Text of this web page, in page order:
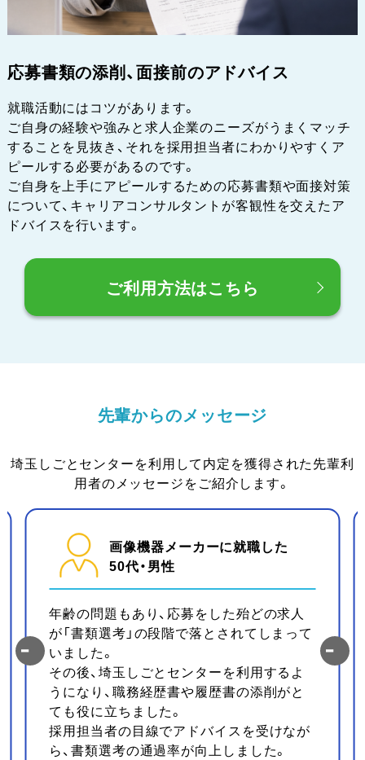
応募書類の添削、面接前のアドバイス
就職活動にはコツがあります。
ご自身の経験や強みと求人企業のニーズがうまくマッチ
することを見抜き、それを採用担当者にわかりやすくア
ピールする必要があるのです。
ご自身を上手にアピールするための応募書類や面接対策
について、キャリアコンサルタントが客観性を交えたア
ドバイスを行います。
ご利用方法はこちら
先輩からのメッセージ
埼玉しごとセンターを利用して内定を獲得された先輩利
用者のメッセージをご紹介します。
画像機器メーカーに就職した
50代・男性
年齢の問題もあり、応募をした殆どの求人
が「書類選考」の段階で落とされてしまって
いました。
その後、埼玉しごとセンターを利用するよ
うになり、職務経歴書や履歴書の添削がと
ても役に立ちました。
採用担当者の目線でアドバイスを受けなが
ら、書類選考の通過率が向上しました。